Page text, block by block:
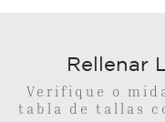
Rellenar
Verifique o
tabla de tallas